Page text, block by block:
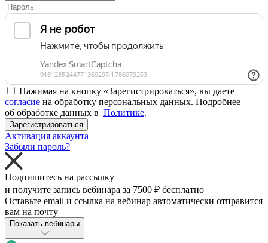
Нажимая на кнопку «Зарегистрироваться», вы даете
согласие на обработку персональных данных. Подробнее
об обработке данных в Политике.
Зарегистрироваться
Активация аккаунта
Забыли пароль?
Подпишитесь на рассылку
и получите запись вебинара за 7500 ₽ бесплатно
Оставьте email и ссылка на вебинар автоматически отправится
вам на почту
Показать вебинары